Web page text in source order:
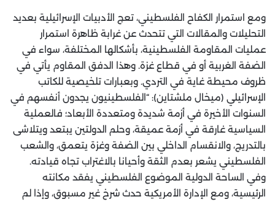
ومع استمرار الكفاح الفلسطيني، تعج الأدبيات الإسرائيلية بعديد
التحليلات والمقالات التي تتحدث عن غرابة ظاهرة استمرار
عمليات المقاومة الفلسطينية، بأشكالها المختلفة، سواء في
الضفة الغربية أو في قطاع غزة. وهذا الدفق المقاوم يأتي في
ظروف محيطة غاية في التردي. وبعبارات تلخيصية للكاتب
الإسرائيلي (ميخال ملشتاين): “الفلسطينيون يجدون أنفسهم في
السنوات الأخيرة في أزمة شديدة ومتعددة الأبعاد؛ فالعملية
السياسية غارقة في أزمة عميقة، وحلم الدولتين يبتعد ويتلاشى
بالتدريج، والانقسام الداخلي بين الضفة وغزة يتعمق، والشعب
الفلسطيني يشعر بعدم الثقة وأحيانا بالاغتراب تجاه قيادته.
وفي الساحة الدولية الموضوع الفلسطيني يفقد مكانته
الرئيسية، ومع الإدارة الأمريكية حدث شرخ غير مسبوق، وإذا لم